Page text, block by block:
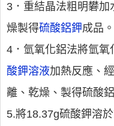
3．重結晶法粗明礬加
燥製得硫酸鋁鉀成品。
4．氫氧化鋁法將氫氧
酸鉀溶液加熱反應、
離、乾燥、製得硫酸
5.將18.37g硫酸鉀溶